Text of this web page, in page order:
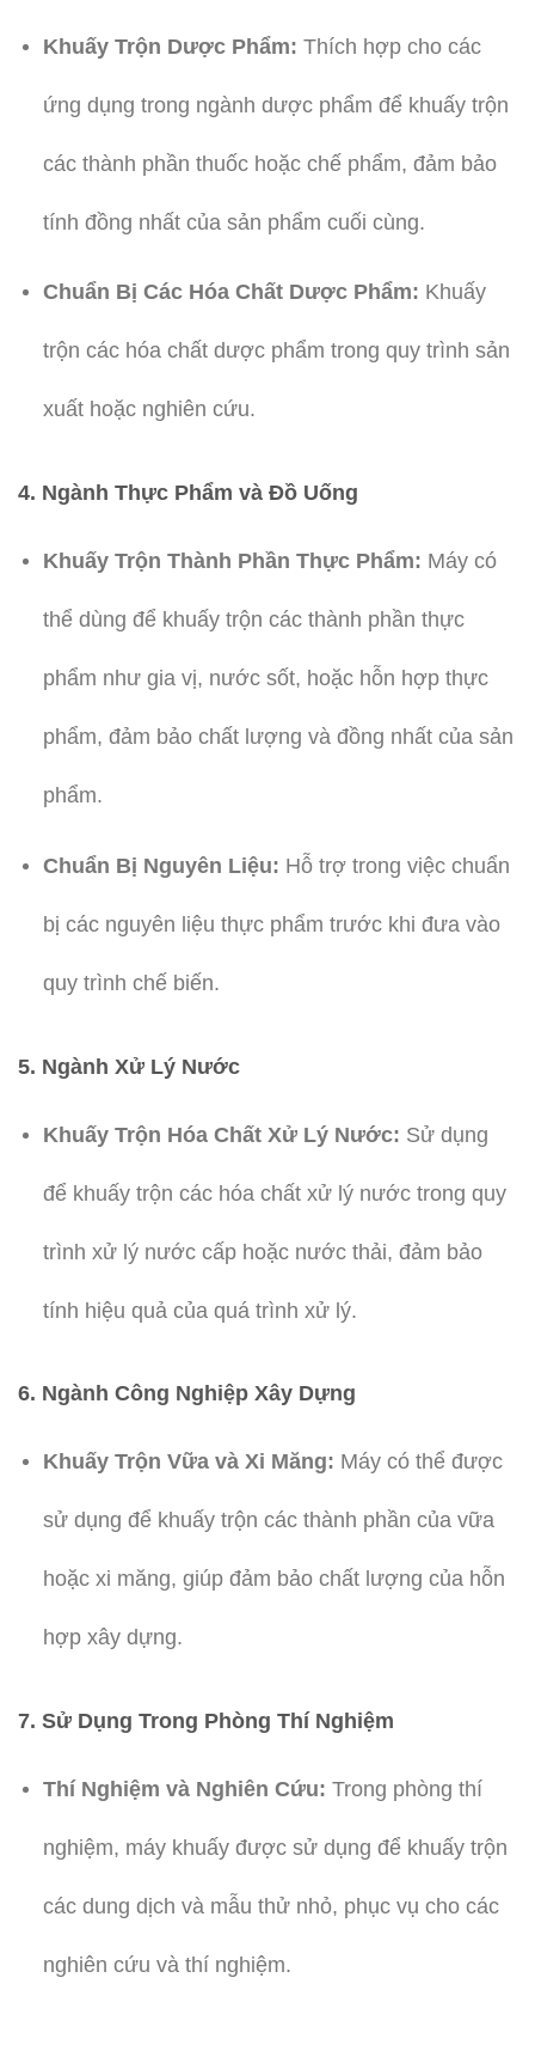
Khuấy Trộn Dược Phẩm: Thích hợp cho các
ứng dụng trong ngành dược phẩm để khuấy trộn
các thành phần thuốc hoặc chế phẩm, đảm bảo
tính đồng nhất của sản phẩm cuối cùng.
Chuẩn Bị Các Hóa Chất Dược Phẩm: Khuấy
trộn các hóa chất dược phẩm trong quy trình sản
xuất hoặc nghiên cứu.
4. Ngành Thực Phẩm và Đồ Uống
Khuấy Trộn Thành Phần Thực Phẩm: Máy có
thể dùng để khuấy trộn các thành phần thực
phẩm như gia vị, nước sốt, hoặc hỗn hợp thực
phẩm, đảm bảo chất lượng và đồng nhất của sản
phẩm.
Chuẩn Bị Nguyên Liệu: Hỗ trợ trong việc chuẩn
bị các nguyên liệu thực phẩm trước khi đưa vào
quy trình chế biến.
5. Ngành Xử Lý Nước
Khuấy Trộn Hóa Chất Xử Lý Nước: Sử dụng
để khuấy trộn các hóa chất xử lý nước trong quy
trình xử lý nước cấp hoặc nước thải, đảm bảo
tính hiệu quả của quá trình xử lý.
6. Ngành Công Nghiệp Xây Dựng
Khuấy Trộn Vữa và Xi Măng: Máy có thể được
sử dụng để khuấy trộn các thành phần của vữa
hoặc xi măng, giúp đảm bảo chất lượng của hỗn
hợp xây dựng.
7. Sử Dụng Trong Phòng Thí Nghiệm
Thí Nghiệm và Nghiên Cứu: Trong phòng thí
nghiệm, máy khuấy được sử dụng để khuấy trộn
các dung dịch và mẫu thử nhỏ, phục vụ cho các
nghiên cứu và thí nghiệm.